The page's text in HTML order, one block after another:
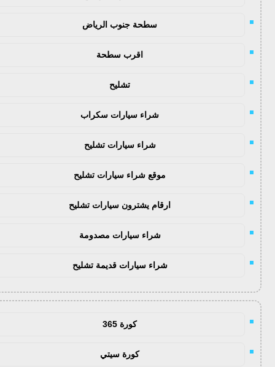
سطحة جنوب الرياض
اقرب سطحة
تشليح
شراء سيارات سكراب
شراء سيارات تشليح
موقع شراء سيارات تشليح
ارقام يشترون سيارات تشليح
شراء سيارات مصدومة
شراء سيارات قديمة تشليح
كورة 365
كورة سيتي